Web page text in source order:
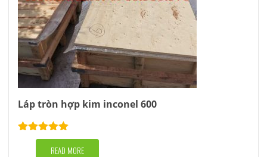
Láp tròn hợp kim inconel 600
Rated5.00
out of 5READ MORE